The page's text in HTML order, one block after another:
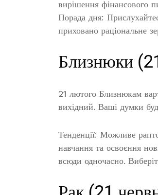
вирішення фінансового
Порада дня:
приховано раціональне
Близнюки
21 лютого Близнюкам
вихідний. Ваші думки
Тенденції: Можливе
навчання та освоєння
всюди одночасно.